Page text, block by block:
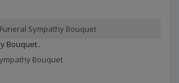
Funeral Sympathy Bouquet
Bouquet..
Bouquet